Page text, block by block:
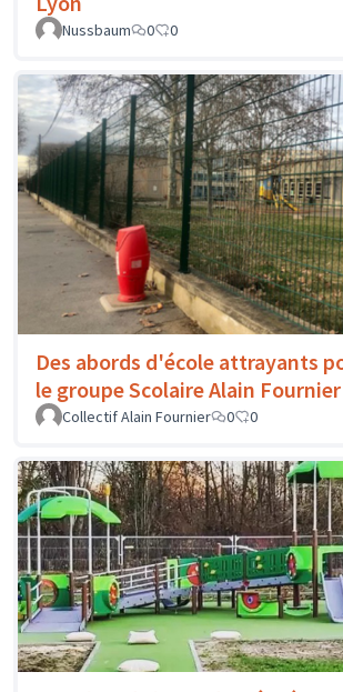
Nussbaum 0 0
Des abords d'école attrayants
le groupe Scolaire Alain Fournier
Collectif Alain Fournier
0 0